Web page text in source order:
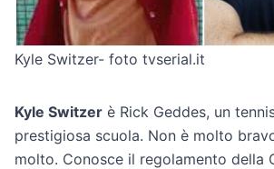
Kyle Switzer- foto tvserial.it
Kyle Switzer è Rick Geddes, un
prestigiosa scuola. Non è molto
molto. Conosce il regolamento della